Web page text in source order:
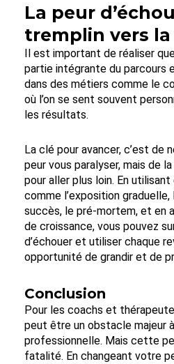
La peur
tremplin vers
Il est important de réaliser
partie intégrante du parcours
dans des métiers comme le
où l’on se sent souvent
les résultats.
La clé pour avancer, c’est de
peur vous paralyser, mais de
pour aller plus loin. En
comme l’exposition
succès, le pré-mortem, et en
de croissance, vous pouvez
d’échouer et utiliser chaque
opportunité de grandir et de
Conclusion
Pour les coachs et
peut être un obstacle majeur
professionnelle. Mais cette
fatalité. En changeant votre